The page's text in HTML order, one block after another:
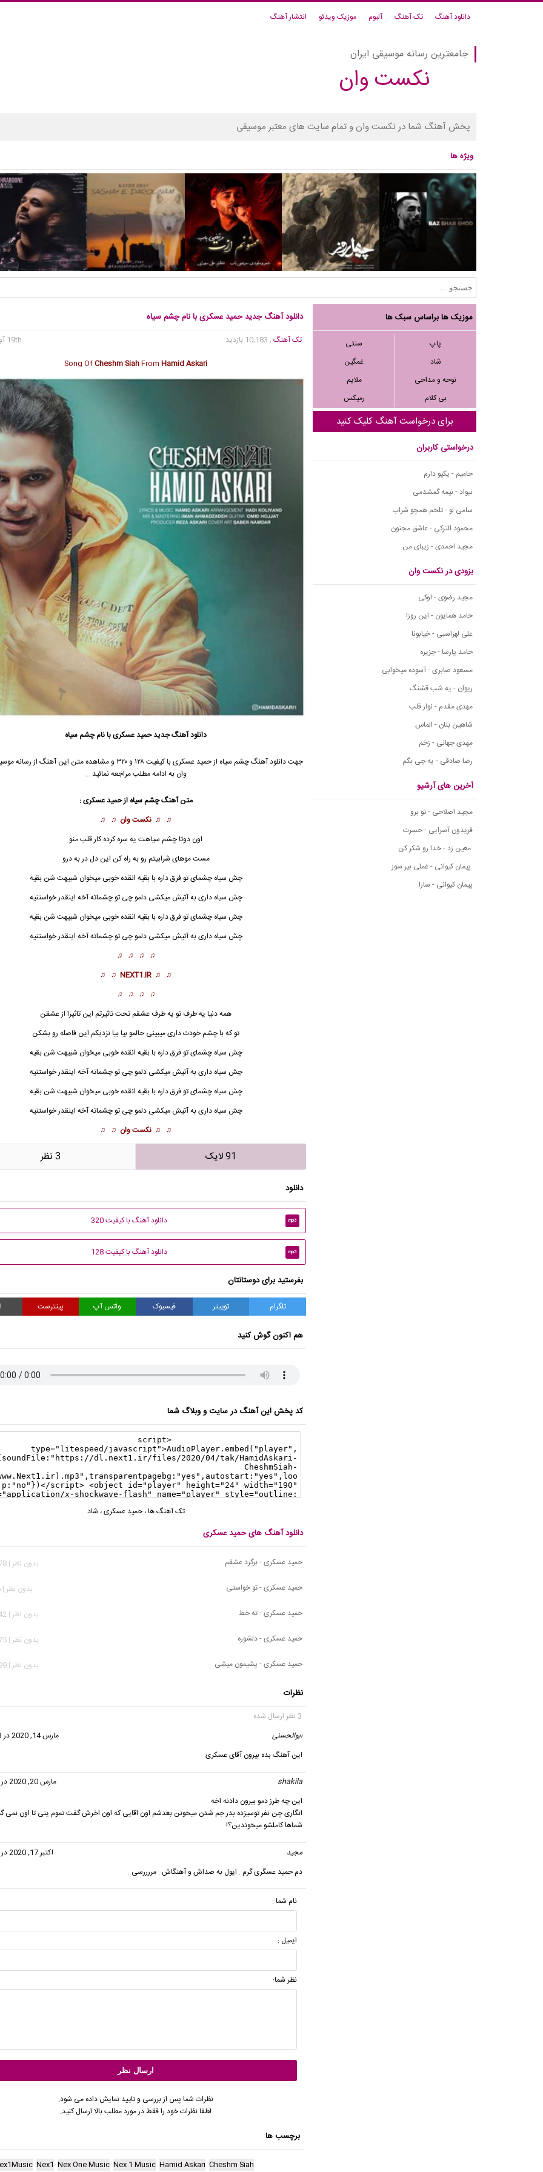
دانلود آهنگ تک آهنگ آلبوم موزیک ویدئو انتشار آهنگ
جامعترین رسانه موسیقی ایران
نکست وان
پخش آهنگ شما در نکست وان و تمام سایت های معتبر موسیقی
ویژه ها
موزیک ها براساس سبک ها
پاپ
سنتی
شاد
غمگین
نوحه و مداحی
ملایم
بی کلام
رمیکس
برای درخواست آهنگ کلیک کنید
درخواستی کاربران
حامیم - یکیو دارم
نیواد - نیمه گمشدمی
سامی لو - تلخم همچو شراب
محمود التركي - عاشق مجنون
مجید احمدی - زیبای من
بزودی در نکست وان
مجید رضوی - اوکی
حامد همایون - این روزا
علی لهراسبی - خیابونا
حامد پارسا - جزیره
مسعود صابری - آسوده میخوابی
ریوان - یه شب قشنگ
مهدی مقدم - نوار قلب
شاهین بنان - الماس
مهدی جهانی - زخم
رضا صادقی - یه چی بگم
آخرین های آرشیو
مجید اصلاحی - تو برو
فریدون آسرایی - حسرت
معین زد - خدا رو شکر کن
پیمان کیوانی - غملی بیر سوز
پیمان کیوانی - سارا
دانلود آهنگ جدید حمید عسکری با نام چشم سیاه
تک آهنگ, 10,183 بازدید
19th آوریل 2020
Song OfCheshm SiahFromHamid Askari
دانلود آهنگ جدیدحمید عسکری با نام چشم سیاه
جهت دانلود آهنگ چشم سیاه از حمید عسکری با کیفیت ۱۲۸ و ۳۲۰ و مشاهده متن این
وان به ادامه مطلب مراجعه نمائید …
متن آهنگچشم سیاه از حمید عسکری :
♫ ♫ نکست وان ♫ ♫
اون دوتا چشم سیاهت یه سره کرده کار قلب منو
مست موهای شرابیتم رو به راه کن این دل در به درو
چش سیاه چشمای تو فرق داره با بقیه انقده خوبی میخوان شبیهت شن بقیه
چش سیاه داری به آتیش میکشی دلمو چی تو چشماته آخه اینقدر خواستنیه
چش سیاه چشمای تو فرق داره با بقیه انقده خوبی میخوان شبیهت شن بقیه
چش سیاه داری به آتیش میکشی دلمو چی تو چشماته آخه اینقدر خواستنیه
♫ ♫ ♫ ♫
♫ ♫
NEXT1.IR
♫ ♫
♫ ♫ ♫ ♫
همه دنیا یه طرف تو یه طرف عشقم تحت تاثیرتم این تاثیرا از عشقن
تو که با چشم خودت داری میبینی حالمو بیا بیا نزدیکم این فاصله رو بشکن
چش سیاه چشمای تو فرق داره با بقیه انقده خوبی میخوان شبیهت شن بقیه
چش سیاه داری به آتیش میکشی دلمو چی تو چشماته آخه اینقدر خواستنیه
چش سیاه چشمای تو فرق داره با بقیه انقده خوبی میخوان شبیهت شن بقیه
چش سیاه داری به آتیش میکشی دلمو چی تو چشماته آخه اینقدر خواستنیه
♫ ♫ نکست وان ♫ ♫
91 لایک 3 نظر
دانلود
mp3 دانلود آهنگ با کیفیت 320
mp3 دانلود آهنگ با کیفیت 128
بفرستید برای دوستانتان
تلگرام توییتر فیسبوک واتس آپ پینترست
هم اکنون گوش کنید
کد پخش این آهنگ در سایت و وبلاگ شما
تک آهنگ ها،حمید عسکری، شاد
دانلود آهنگ های حمید عسکری
حمید عسکری - برگرد عشقم
بدون نظر | 1,078 بازدید
حمید عسکری - تو خواستی
بدون نظر | 906 بازدید
حمید عسکری - ته خط
بدون نظر | 1,642 بازدید
حمید عسکری - دلشوره
بدون نظر | 1,175 بازدید
حمید عسکری - پشیمون میشی
بدون نظر | 2,399 بازدید
نظرات
3 نظر ارسال شده
ابوالحسنی
مارس 14, 2020 در 11:03 ق.ظ
این آهنگ بده بیرون آقای عسکری
shakila
مارس 20, 2020 در 3:54 ب.ظ
این چه طرز دمو بیرون دادنه اخه
انگاری چن نفر توسیزده بدر جم شدن میخونن بعدشم اون اقایی که اون اخرش گفت تموم ینی تا اون نمی
شماها کاملشو میخوندین؟!
مجید
اکتبر 17, 2020 در 4:29 ب.ظ
دم حمید عسگری گرم . ایول به صداش و آهنگاش . مررررسی .
نام شما :
ایمیل :
نظر شما:
نظرات شما پس از بررسی و تایید نمایش داده می شود.
لطفا نظرات خود را فقط در مورد مطلب بالا ارسال کنید.
برچسب ها
Cheshm Siah
Hamid Askari
Nex 1 Music
Nex One Music
Nex1